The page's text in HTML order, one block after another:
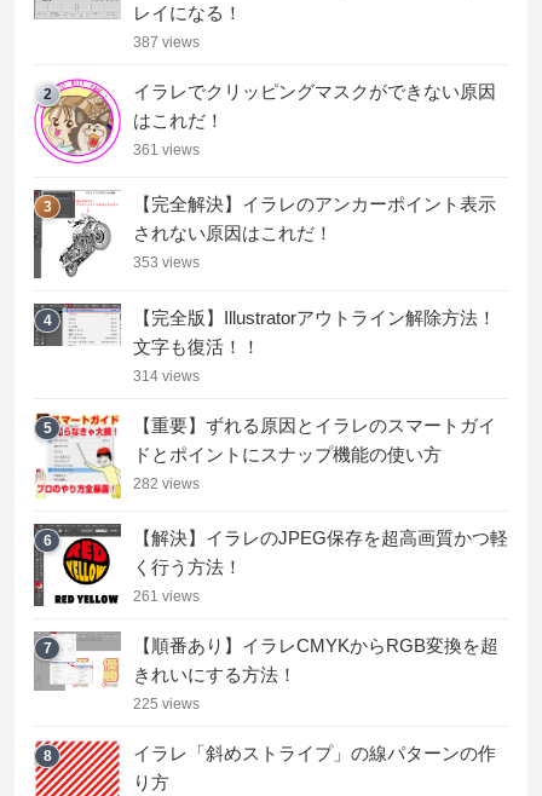
レイになる！
387 views
2
イラレでクリッピングマスクができない原因
はこれだ！
361 views
3
【完全解決】イラレのアンカーポイント表示
されない原因はこれだ！
353 views
4
【完全版】Illustratorアウトライン解除方法！
文字も復活！！
314 views
5
【重要】ずれる原因とイラレのスマートガイ
ドとポイントにスナップ機能の使い方
282 views
6
【解決】イラレのJPEG保存を超高画質かつ軽
く行う方法！
261 views
7
【順番あり】イラレCMYKからRGB変換を超
きれいにする方法！
225 views
8
イラレ「斜めストライプ」の線パターンの作
り方